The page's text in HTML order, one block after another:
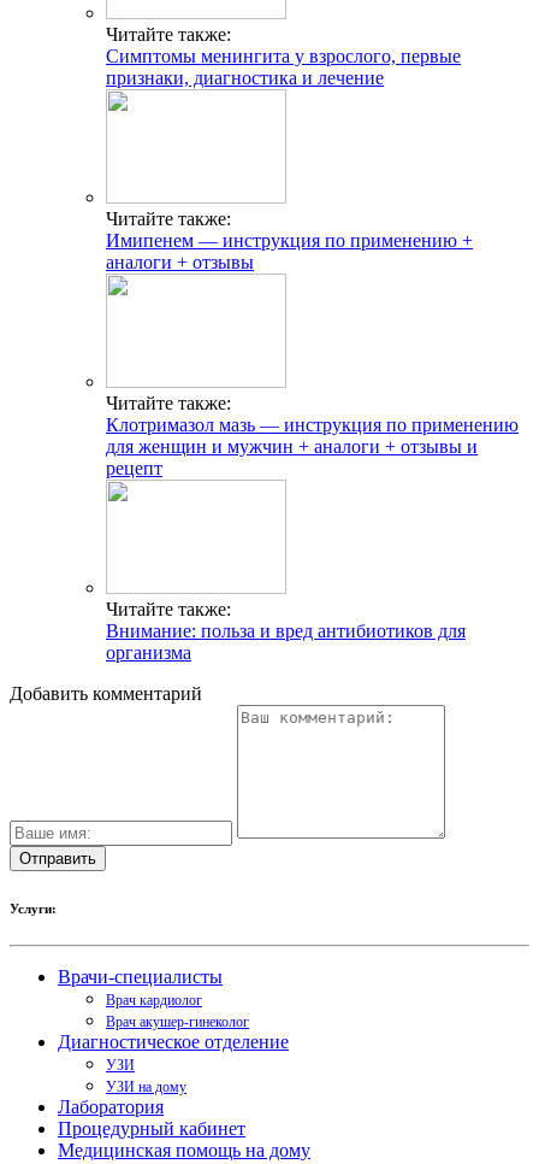
Читайте также:
Симптомы менингита у взрослого, первые
признаки, диагностика и лечение
Читайте также:
Имипенем — инструкция по применению +
аналоги + отзывы
Читайте также:
Клотримазол мазь — инструкция по применению
для женщин и мужчин + аналоги + отзывы и
рецепт
Читайте также:
Внимание: польза и вред антибиотиков для
организма
Добавить комментарий
Услуги:
Врачи-специалисты
Врач кардиолог
Врач акушер-гинеколог
Диагностическое отделение
УЗИ
УЗИ на дому
Лаборатория
Процедурный кабинет
Медицинская помощь на дому